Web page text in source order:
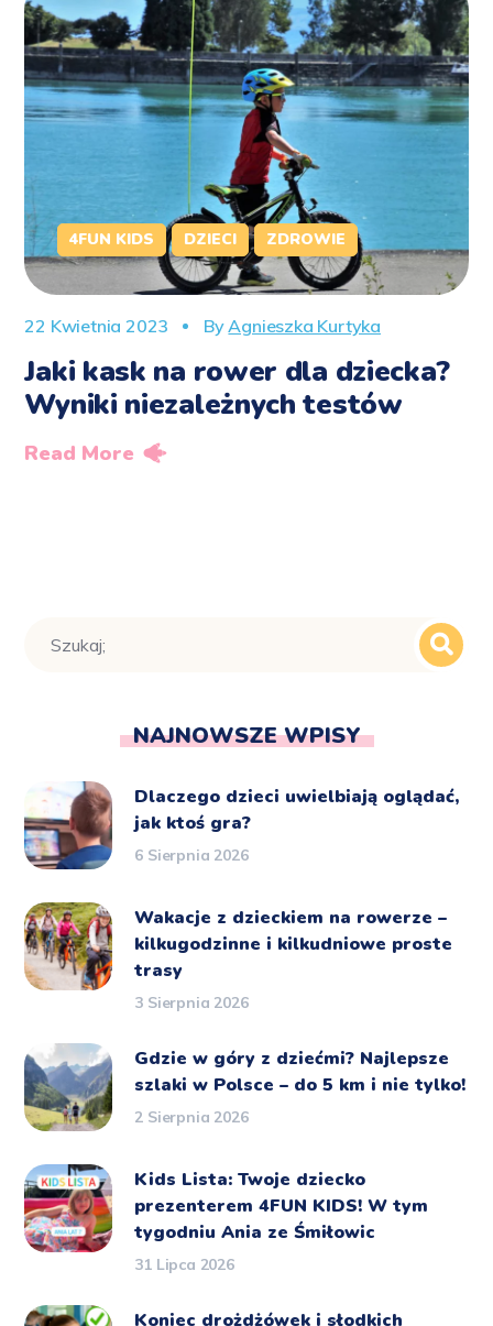
4FUN KIDS DZIECI ZDROWIE
22 Kwietnia 2023 ByAgnieszka Kurtyka
Jaki kask na rower dla dziecka?
Wyniki niezależnych testów
Read More
NAJNOWSZE WPISY
Dlaczego dzieci uwielbiają oglądać,
jak ktoś gra?
6 Sierpnia 2026
Wakacje z dzieckiem na rowerze –
kilkugodzinne i kilkudniowe proste
trasy
3 Sierpnia 2026
Gdzie w góry z dziećmi? Najlepsze
szlaki w Polsce – do 5 km i nie tylko!
2 Sierpnia 2026
Kids Lista: Twoje dziecko
prezenterem 4FUN KIDS! W tym
tygodniu Ania ze Śmiłowic
31 Lipca 2026
Koniec drożdżówek i słodkich